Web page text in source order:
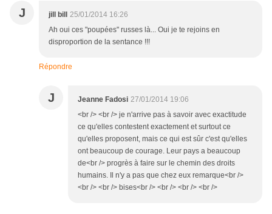
J jill bill
25/01/2014 16:26
Ah oui ces "poupées" russes là... Oui je te rejoins en
disproportion de la sentance !!!
Répondre
J Jeanne Fadosi 27/01/2014 19:06
<br /> <br /> je n'arrive pas à savoir avec exactitude
ce qu'elles contestent exactement et surtout ce
qu'elles proposent, mais ce qui est sûr c'est qu'elles
ont beaucoup de courage. Leur pays a beaucoup
de<br /> progrès à faire sur le chemin des droits
humains. Il n'y a pas que chez eux remarque<br />
<br /> <br /> bises<br /> <br /> <br /> <br />